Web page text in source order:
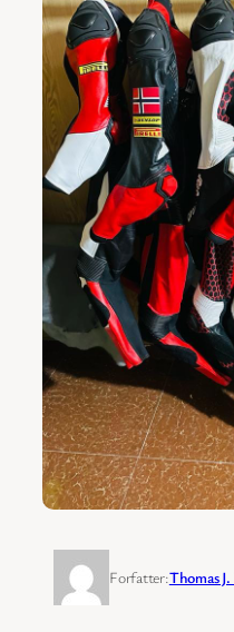
Forfatter:Thomas